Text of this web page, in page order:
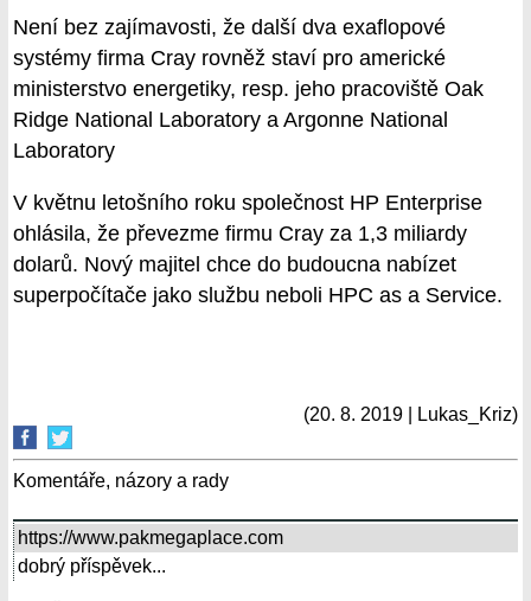
Není bez zajímavosti, že další dva exaflopové
systémy firma Cray rovněž staví pro americké
ministerstvo energetiky, resp. jeho pracoviště Oak
Ridge National Laboratory a Argonne National
Laboratory
V květnu letošního roku společnost HP Enterprise
ohlásila, že převezme firmu Cray za 1,3 miliardy
dolarů. Nový majitel chce do budoucna nabízet
superpočítače jako službu neboli HPC as a Service.
(20. 8. 2019 | Lukas_Kriz)
Komentáře, názory a rady
https://www.pakmegaplace.com
dobrý příspěvek...